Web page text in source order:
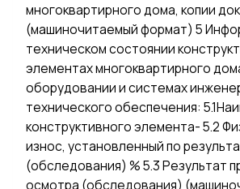
многоквартирного дома, копии
(машиночитаемый формат) 5
техническом состоянии
элементах многоквартирного
оборудовании и системах
технического обеспечения:
конструктивного элемента- 5.2
износ, установленный по
(обследования) % 5.3 Результат
осмотра (обследования)